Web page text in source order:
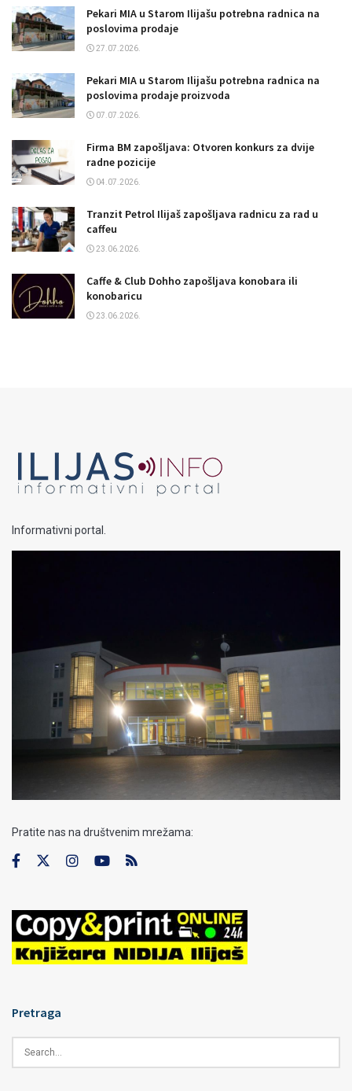
Pekari MIA u Starom Ilijašu potrebna radnica na
poslovima prodaje
27.07.2026.
Pekari MIA u Starom Ilijašu potrebna radnica na
poslovima prodaje proizvoda
07.07.2026.
Firma BM zapošljava: Otvoren konkurs za dvije
radne pozicije
04.07.2026.
Tranzit Petrol Ilijaš zapošljava radnicu za rad u
caffeu
23.06.2026.
Caffe & Club Dohho zapošljava konobara ili
konobaricu
23.06.2026.
Informativni portal.
Pratite nas na društvenim mrežama:
Pretraga